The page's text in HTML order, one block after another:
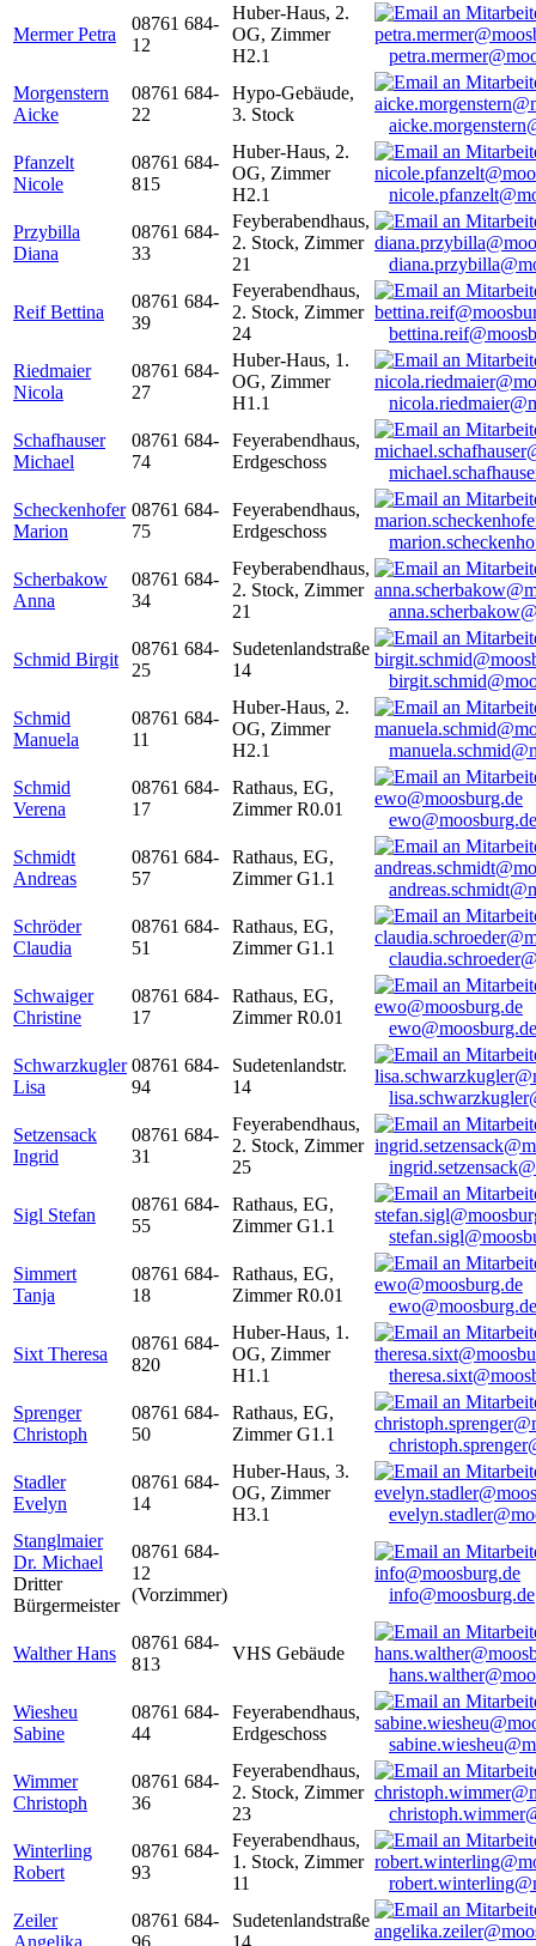
Mermer Petra
08761 684-
12
Huber-Haus, 2.
OG, Zimmer
H2.1
Morgenstern
Aicke
08761 684-
22
Hypo-Gebäude,
3. Stock
Pfanzelt
Nicole
08761 684-
815
Huber-Haus, 2.
OG, Zimmer
H2.1
Przybilla
Diana
08761 684-
33
Feyberabendhaus,
2. Stock, Zimmer
21
Reif Bettina
08761 684-
39
Feyerabendhaus,
2. Stock, Zimmer
24
Riedmaier
Nicola
08761 684-
27
Huber-Haus, 1.
OG, Zimmer
H1.1
Schafhauser
Michael
08761 684-
74
Feyerabendhaus,
Erdgeschoss
Scheckenhofer
Marion
08761 684-
75
Feyerabendhaus,
Erdgeschoss
Scherbakow
Anna
08761 684-
34
Feyberabendhaus,
2. Stock, Zimmer
21
Schmid Birgit
08761 684-
25
Sudetenlandstraße
14
Schmid
Manuela
08761 684-
11
Huber-Haus, 2.
OG, Zimmer
H2.1
Schmid
Verena
08761 684-
17
Rathaus, EG,
Zimmer R0.01
ewo@moosburg.de
Schmidt
Andreas
08761 684-
57
Rathaus, EG,
Zimmer G1.1
Schröder
Claudia
08761 684-
51
Rathaus, EG,
Zimmer G1.1
Schwaiger
Christine
08761 684-
17
Rathaus, EG,
Zimmer R0.01
ewo@moosburg.de
Schwarzkugler
Lisa
08761 684-
94
Sudetenlandstr.
14
Setzensack
Ingrid
08761 684-
31
Feyerabendhaus,
2. Stock, Zimmer
25
Sigl Stefan
08761 684-
55
Rathaus, EG,
Zimmer G1.1
Simmert
Tanja
08761 684-
18
Rathaus, EG,
Zimmer R0.01
ewo@moosburg.de
Sixt Theresa
08761 684-
820
Huber-Haus, 1.
OG, Zimmer
H1.1
Sprenger
Christoph
08761 684-
50
Rathaus, EG,
Zimmer G1.1
Stadler
Evelyn
08761 684-
14
Huber-Haus, 3.
OG, Zimmer
H3.1
Stanglmaier
Dr. Michael
Dritter
Bürgermeister
08761 684-
12
(Vorzimmer)
info@moosburg.de
Walther Hans
08761 684-
813
VHS Gebäude
Wiesheu
Sabine
08761 684-
44
Feyerabendhaus,
Erdgeschoss
Wimmer
Christoph
08761 684-
36
Feyerabendhaus,
2. Stock, Zimmer
23
Winterling
Robert
08761 684-
93
Feyerabendhaus,
1. Stock, Zimmer
11
Zeiler
Angelika
08761 684-
96
Sudetenlandstraße
14